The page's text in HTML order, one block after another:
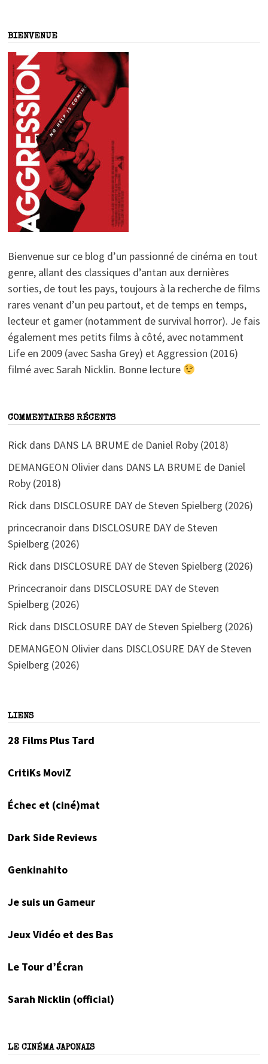
BIENVENUE
Bienvenue sur ce blog d’un passionné de cinéma en tout
genre, allant des classiques d’antan aux dernières
sorties, de tout les pays, toujours à la recherche de films
rares venant d’un peu partout, et de temps en temps,
lecteur et gamer (notamment de survival horror). Je fais
également mes petits films à côté, avec notamment
Life en 2009 (avec Sasha Grey) et Aggression (2016)
filmé avec Sarah Nicklin. Bonne lecture
COMMENTAIRES RÉCENTS
Rick dans DANS LA BRUME de Daniel Roby (2018)
DEMANGEON Olivierdans DANS LA BRUME de Daniel
Roby (2018)
Rick dans DISCLOSURE DAY de Steven Spielberg (2026)
princecranoirdans DISCLOSURE DAY de Steven
Spielberg (2026)
Rick dans DISCLOSURE DAY de Steven Spielberg (2026)
Princecranoirdans DISCLOSURE DAY de Steven
Spielberg (2026)
Rick dans DISCLOSURE DAY de Steven Spielberg (2026)
DEMANGEON Olivierdans DISCLOSURE DAY de Steven
Spielberg (2026)
LIENS
28 Films Plus Tard
CritiKs MoviZ
Échec et (ciné)mat
Dark Side Reviews
Genkinahito
Je suis un Gameur
Jeux Vidéo et des Bas
Le Tour d’Écran
Sarah Nicklin (official)
LE CINÉMA JAPONAIS